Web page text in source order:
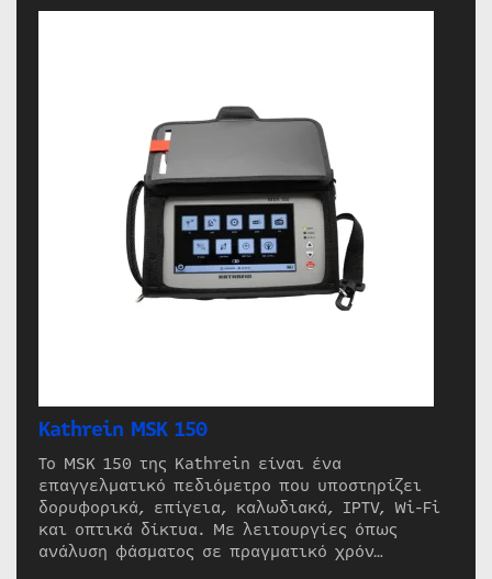
Kathrein MSK 150
Το MSK 150 της Kathrein είναι ένα
επαγγελματικό πεδιόμετρο που υποστηρίζει
δορυφορικά, επίγεια, καλωδιακά, IPTV, Wi-Fi
και οπτικά δίκτυα. Με λειτουργίες όπως
ανάλυση φάσματος σε πραγματικό χρόν…